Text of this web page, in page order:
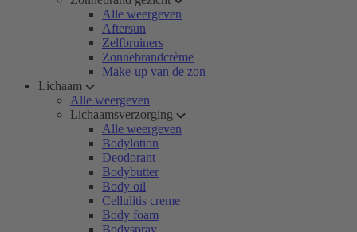
Alle weergeven
Aftersun
Zelfbruiners
Zonnebrandcrème
Make-up van de zon
Lichaam
Alle weergeven
Lichaamsverzorging
Alle weergeven
Bodylotion
Deodorant
Bodybutter
Body oil
Cellulitis creme
Body foam
Bodyspray